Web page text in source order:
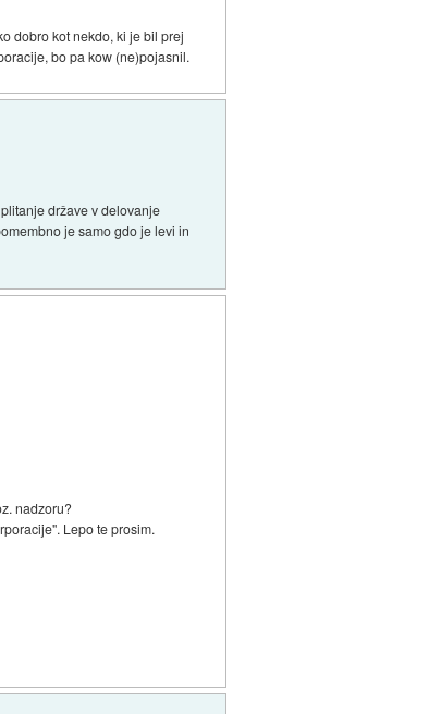
dobro kot nekdo, ki je bil prej
bo pa kow (ne)pojasnil.
države v delovanje
je samo gdo je levi in
nadzoru?
Lepo te prosim.